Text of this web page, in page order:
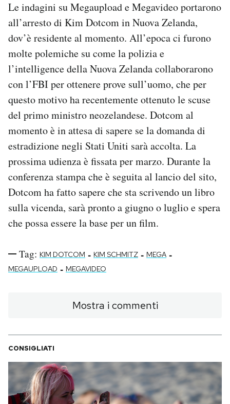
Le indagini su Megaupload e Megavideo portarono
all’arresto di Kim Dotcom in Nuova Zelanda,
dov’è residente al momento. All’epoca ci furono
molte polemiche su come la polizia e
l’intelligence della Nuova Zelanda collaborarono
con l’FBI per ottenere prove sull’uomo, che per
questo motivo ha recentemente ottenuto le scuse
del primo ministro neozelandese. Dotcom al
momento è in attesa di sapere se la domanda di
estradizione negli Stati Uniti sarà accolta. La
prossima udienza è fissata per marzo. Durante la
conferenza stampa che è seguita al lancio del sito,
Dotcom ha fatto sapere che sta scrivendo un libro
sulla vicenda, sarà pronto a giugno o luglio e spera
che possa essere la base per un film.
Tag: KIM DOTCOM - KIM SCHMITZ - MEGA -
MEGAUPLOAD - MEGAVIDEO
Mostra i commenti
CONSIGLIATI